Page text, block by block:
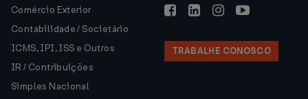
Comércio Exterior
Contabilidade / Societário
ICMS, IPI, ISS e Outros
IR / Contribuições
Simples Nacional
TRABALHE CONOSCO